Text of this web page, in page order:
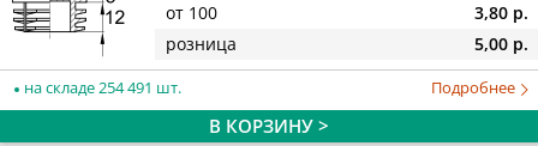
от 100
3,80 р.
розница
5,00 р.
на складе 254 491 шт. Подробнее
В КОРЗИНУ >